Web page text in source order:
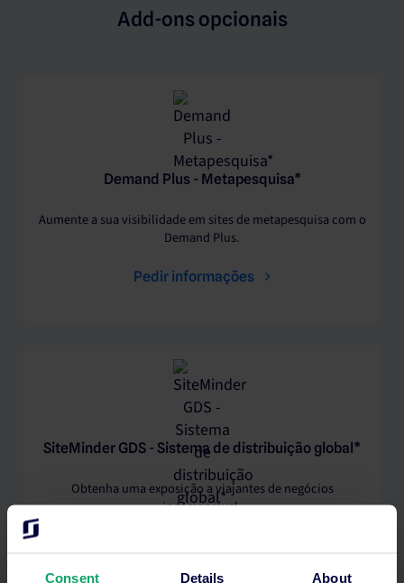
Consent Details About
Add-ons opcionais
Demand Plus - Metapesquisa*
Aumente a sua visibilidade em sites de metapesquisa com o
Demand Plus.
Pedir informações
SiteMinder GDS - Sistema de distribuição global*
Obtenha uma exposição a viajantes de negócios
incomparável.